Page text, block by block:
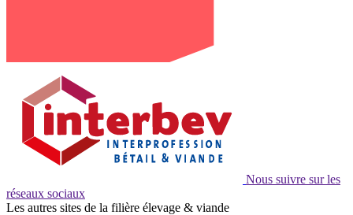
Nous suivre sur les
réseaux sociaux
Les autres sites de la filière élevage & viande